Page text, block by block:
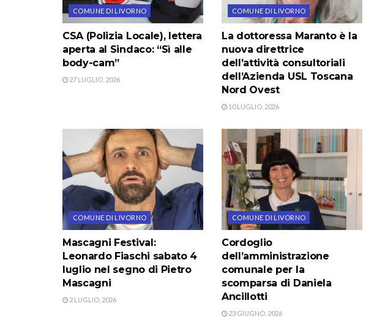
COMUNE DI LIVORNO
CSA (Polizia Locale), lettera
aperta al Sindaco: “Sì alle
body-cam”
27 LUGLIO, 2026
COMUNE DI LIVORNO
La dottoressa Maranto è la
nuova direttrice
dell’attività consultoriali
dell’Azienda USL Toscana
Nord Ovest
10 LUGLIO, 2026
COMUNE DI LIVORNO
Mascagni Festival:
Leonardo Fiaschi sabato 4
luglio nel segno di Pietro
Mascagni
2 LUGLIO, 2026
COMUNE DI LIVORNO
Cordoglio
dell’amministrazione
comunale per la
scomparsa di Daniela
Ancillotti
23 GIUGNO, 2026